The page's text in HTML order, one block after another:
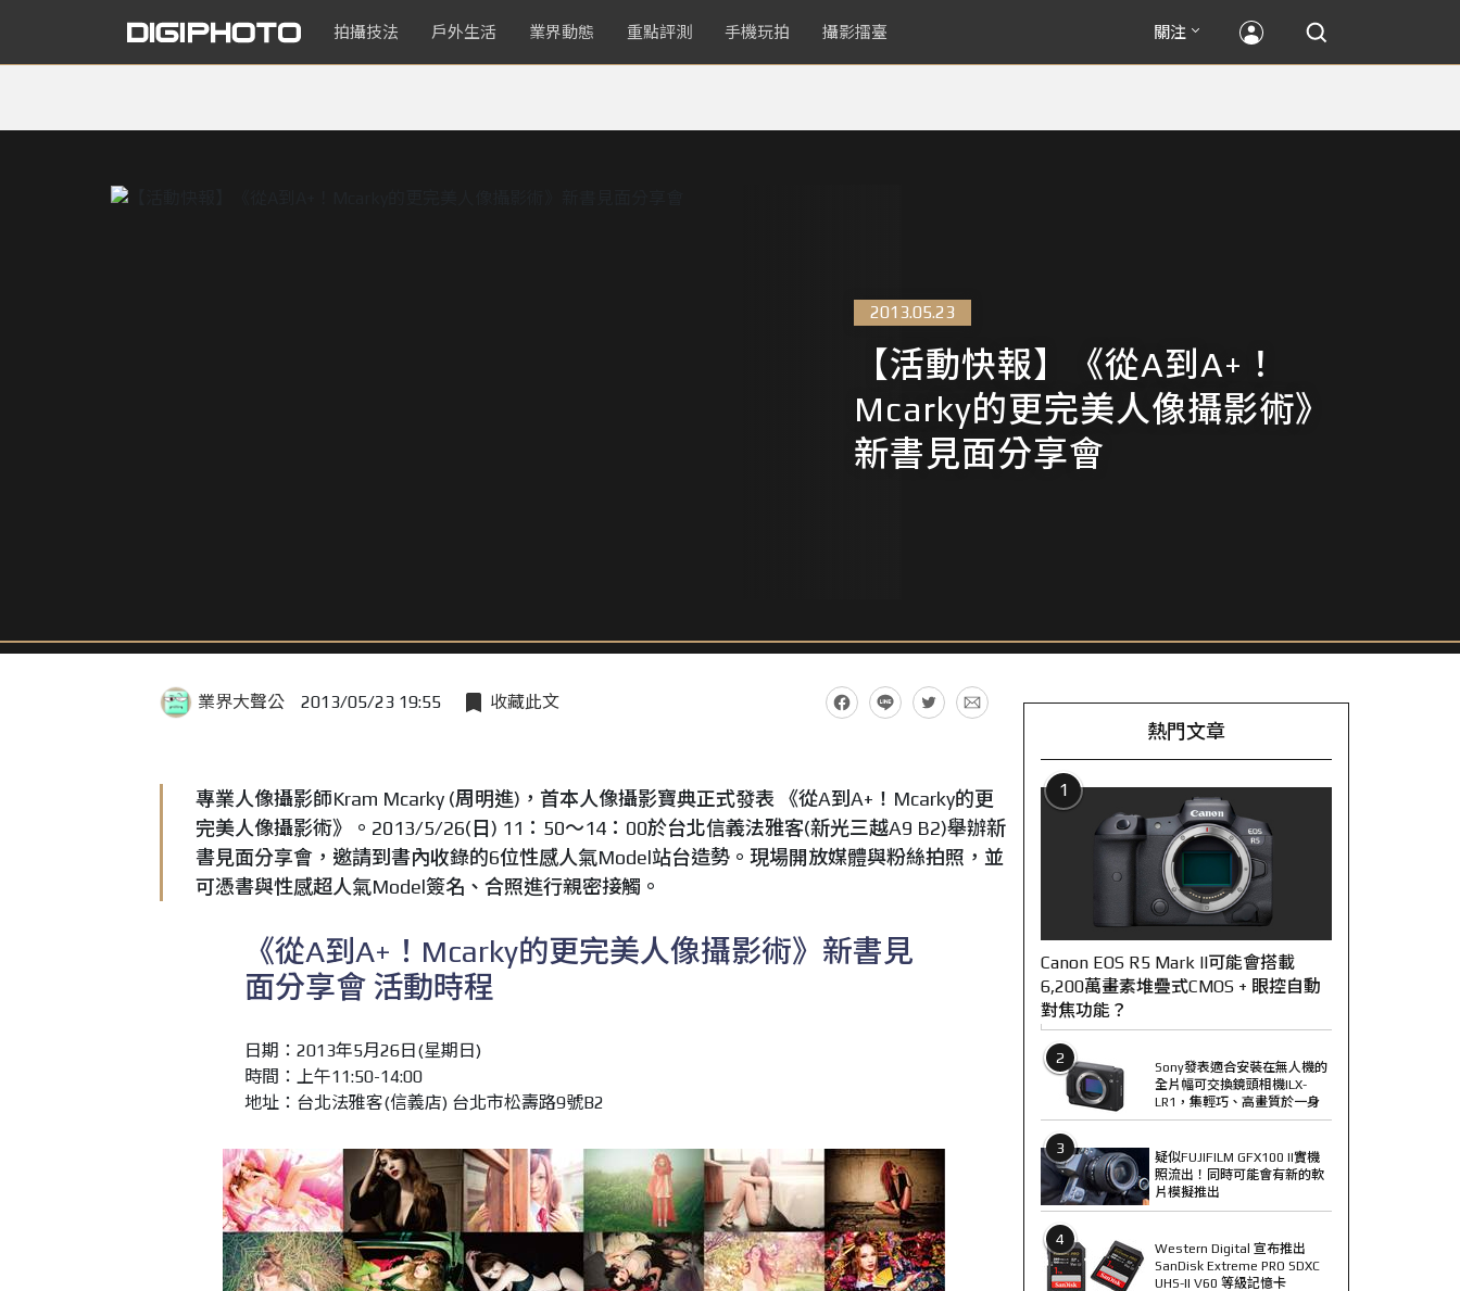
拍攝技法 戶外生活 業界動態 重點評測 手機玩拍 攝影擂臺 關注
2013.05.23
【活動快報】《從A到A+！
Mcarky的更完美人像攝影術》
新書見面分享會
業界大聲公 2013/05/23 19:55 收藏此文
專業人像攝影師Kram Mcarky (周明進)，首本人像攝影寶典正式發表 《從A到A+！Mcarky的更
完美人像攝影術》。2013/5/26(日) 11：50～14：00於台北信義法雅客(新光三越A9 B2)舉辦新
書見面分享會，邀請到書內收錄的6位性感人氣Model站台造勢。現場開放媒體與粉絲拍照，並
可憑書與性感超人氣Model簽名、合照進行親密接觸。
《從A到A+！Mcarky的更完美人像攝影術》新書見
面分享會 活動時程
日期：2013年5月26日(星期日)
時間：上午11:50-14:00
地址：台北法雅客(信義店) 台北市松壽路9號B2
熱門文章
1
Canon EOS R5 Mark II可能會搭載
6,200萬畫素堆疊式CMOS + 眼控自動
對焦功能？
2
Sony發表適合安裝在無人機的
全片幅可交換鏡頭相機ILX-
LR1，集輕巧、高畫質於一身
3
疑似FUJIFILM GFX100 II實機
照流出！同時可能會有新的軟
片模擬推出
4
Western Digital 宣布推出
SanDisk Extreme PRO SDXC
UHS-II V60 等級記憶卡